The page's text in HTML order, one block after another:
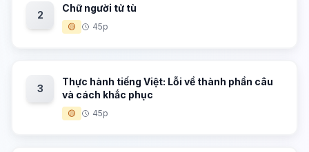
2
Chữ người tử tù
🟡 45p
3
Thực hành tiếng Việt: Lỗi về thành phần câu
và cách khắc phục
🟡 45p